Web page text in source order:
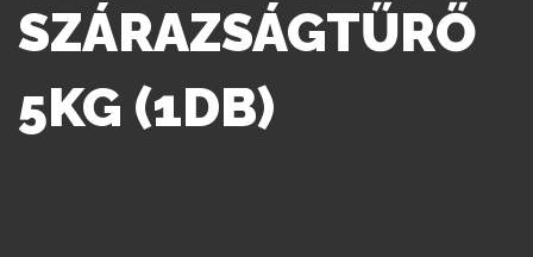
SZÁRAZSÁGTŰRŐ
5KG (1DB)